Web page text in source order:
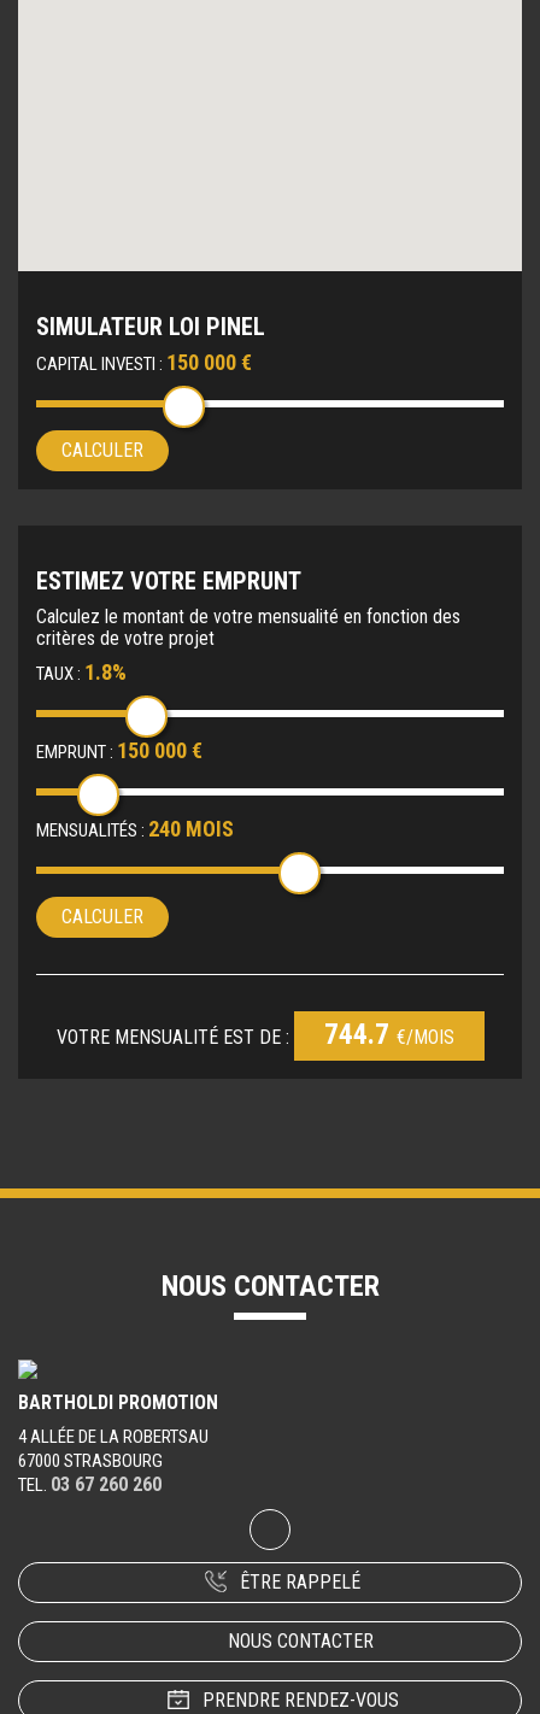
SIMULATEUR LOI PINEL
CAPITAL INVESTI : 150 000 €
CALCULER
ESTIMEZ VOTRE EMPRUNT
Calculez le montant de votre mensualité en fonction des
critères de votre projet
TAUX : 1.8%
EMPRUNT : 150 000 €
MENSUALITÉS : 240 MOIS
CALCULER
VOTRE MENSUALITÉ EST DE : 744.7 €/MOIS
NOUS CONTACTER
BARTHOLDI PROMOTION
4 ALLÉE DE LA ROBERTSAU
67000 STRASBOURG
TEL. 03 67 260 260
ÊTRE RAPPELÉ
NOUS CONTACTER
PRENDRE RENDEZ-VOUS